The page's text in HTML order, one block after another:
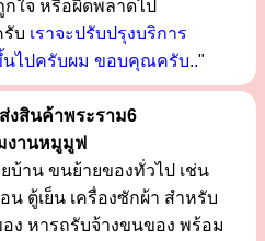
กใจ หรือผิดพลาดไป
บ เราจะปรับปรุงบริการ
นไปครับผม ขอบคุณครับ.."
งสินค้าพระราม6
งานหมูมูฟ
าน ขนย้ายของทั่วไป เช่น
น ตู้เย็น เครื่องซักผ้า สำหรับ
ง หารถรับจ้างขนของ พร้อม